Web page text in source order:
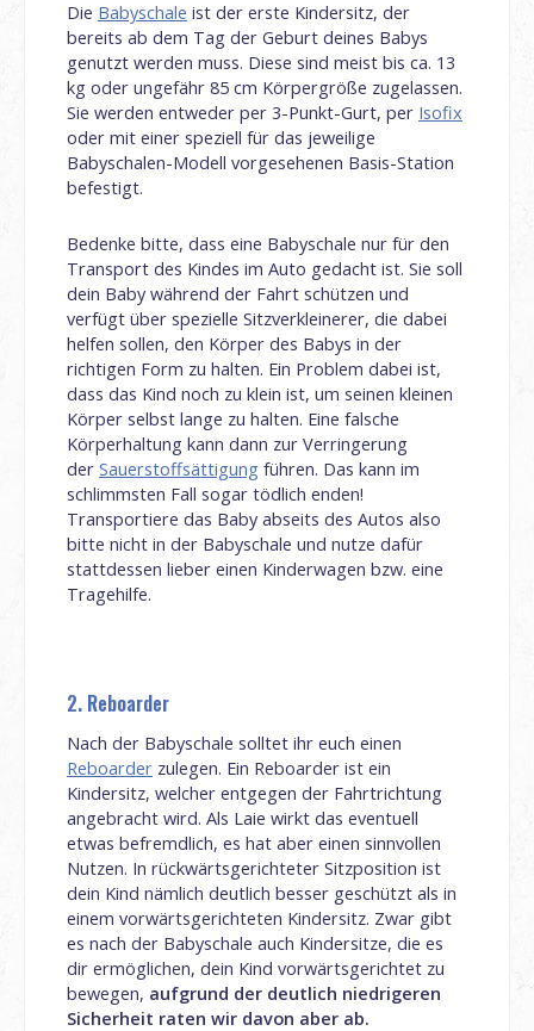
Die Babyschale ist der erste Kindersitz, der
bereits ab dem Tag der Geburt deines Babys
genutzt werden muss. Diese sind meist bis ca. 13
kg oder ungefähr 85 cm Körpergröße zugelassen.
Sie werden entweder per 3-Punkt-Gurt, per Isofix
oder mit einer speziell für das jeweilige
Babyschalen-Modell vorgesehenen Basis-Station
befestigt.
Bedenke bitte, dass eine Babyschale nur für den
Transport des Kindes im Auto gedacht ist. Sie soll
dein Baby während der Fahrt schützen und
verfügt über spezielle Sitzverkleinerer, die dabei
helfen sollen, den Körper des Babys in der
richtigen Form zu halten. Ein Problem dabei ist,
dass das Kind noch zu klein ist, um seinen kleinen
Körper selbst lange zu halten. Eine falsche
Körperhaltung kann dann zur Verringerung
der Sauerstoffsättigung führen. Das kann im
schlimmsten Fall sogar tödlich enden!
Transportiere das Baby abseits des Autos also
bitte nicht in der Babyschale und nutze dafür
stattdessen lieber einen Kinderwagen bzw. eine
Tragehilfe.
2. Reboarder
Nach der Babyschale solltet ihr euch einen
Reboarder zulegen. Ein Reboarder ist ein
Kindersitz, welcher entgegen der Fahrtrichtung
angebracht wird. Als Laie wirkt das eventuell
etwas befremdlich, es hat aber einen sinnvollen
Nutzen. In rückwärtsgerichteter Sitzposition ist
dein Kind nämlich deutlich besser geschützt als in
einem vorwärtsgerichteten Kindersitz. Zwar gibt
es nach der Babyschale auch Kindersitze, die es
dir ermöglichen, dein Kind vorwärtsgerichtet zu
bewegen, aufgrund der deutlich niedrigeren
Sicherheit raten wir davon aber ab.